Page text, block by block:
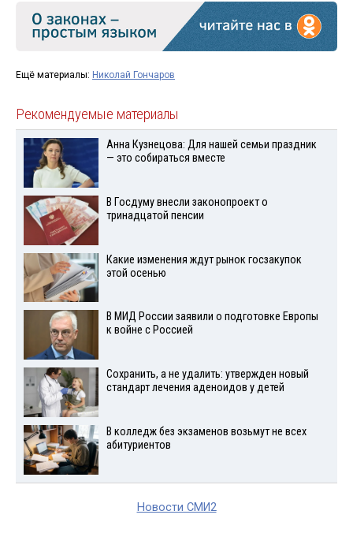
Ещё материалы: Николай Гончаров
Рекомендуемые материалы
Анна Кузнецова: Для нашей семьи праздник
— это собираться вместе
В Госдуму внесли законопроект о
тринадцатой пенсии
Какие изменения ждут рынок госзакупок
этой осенью
В МИД России заявили о подготовке Европы
к войне с Россией
Сохранить, а не удалить: утвержден новый
стандарт лечения аденоидов у детей
В колледж без экзаменов возьмут не всех
абитуриентов
Новости СМИ2